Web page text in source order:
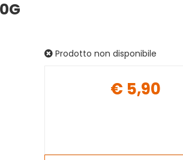
Prodotto non disponibile
€ 5,90